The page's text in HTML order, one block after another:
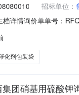
招标单位：
档详情询价单单号：
要求，同意平台规定，
化剂包装袋
团硝基用硫酸